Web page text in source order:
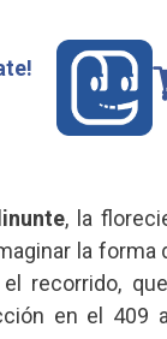
, la
la forma
recorrido,
en el 409